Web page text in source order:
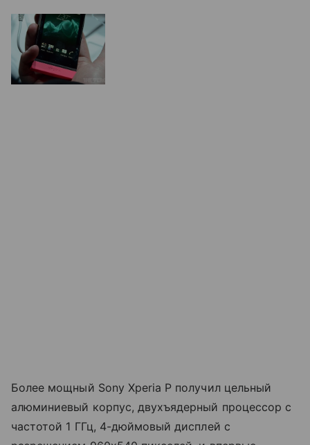
Более мощный Sony Xperia P получил цельный
алюминиевый корпус, двухъядерный процессор с
частотой 1 ГГц, 4-дюймовый дисплей с